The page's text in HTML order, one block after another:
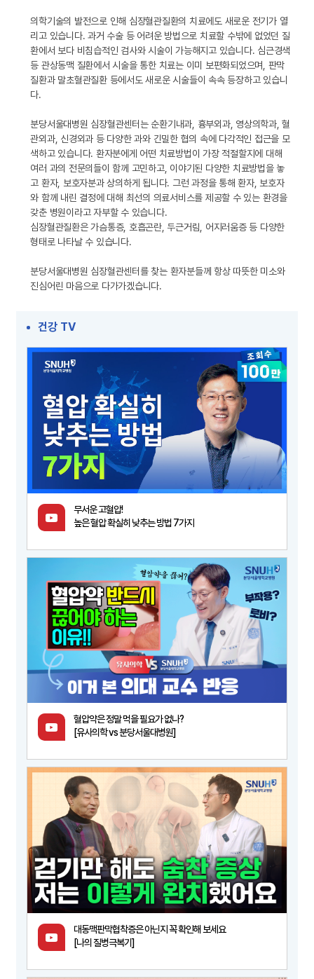
의학기술의 발전으로 인해 심장혈관질환의 치료에도 새로운 전기가 열
리고 있습니다. 과거 수술 등 어려운 방법으로 치료할 수밖에 없었던 질
환에서 보다 비침습적인 검사와 시술이 가능해지고 있습니다. 심근경색
등 관상동맥 질환에서 시술을 통한 치료는 이미 보편화되었으며, 판막
질환과 말초혈관질환 등에서도 새로운 시술들이 속속 등장하고 있습니
다.
분당서울대병원 심장혈관센터는 순환기내과, 흉부외과, 영상의학과, 혈
관외과, 신경외과 등 다양한 과와 긴밀한 협의 속에 다각적인 접근을 모
색하고 있습니다. 환자분에게 어떤 치료방법이 가장 적절할지에 대해
여러 과의 전문의들이 함께 고민하고, 이야기된 다양한 치료방법을 놓
고 환자, 보호자분과 상의하게 됩니다. 그런 과정을 통해 환자, 보호자
와 함께 내린 결정에 대해 최선의 의료서비스를 제공할 수 있는 환경을
갖춘 병원이라고 자부할 수 있습니다.
심장혈관질환은 가슴통증, 호흡곤란, 두근거림, 어지러움증 등 다양한
형태로 나타날 수 있습니다.
분당서울대병원 심장혈관센터를 찾는 환자분들께 항상 따뜻한 미소와
진심어린 마음으로 다가가겠습니다.
건강 TV
무서운 고혈압!
높은 혈압 확실히 낮추는 방법 7가지
혈압약은 정말 먹을 필요가 없나?
[유사의학 vs 분당서울대병원]
대동맥판막협착증은 아닌지 꼭 확인해 보세요
[나의 질병극복기]